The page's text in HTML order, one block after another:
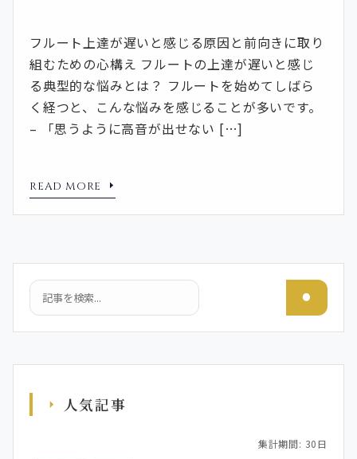
フルート上達が遅いと感じる原因と前向きに取り
組むための心構え フルートの上達が遅いと感じ
る典型的な悩みとは？ フルートを始めてしばら
く経つと、こんな悩みを感じることが多いです。
– 「思うように高音が出せない […]
READ MORE
検索
人気記事
集計期間: 30日